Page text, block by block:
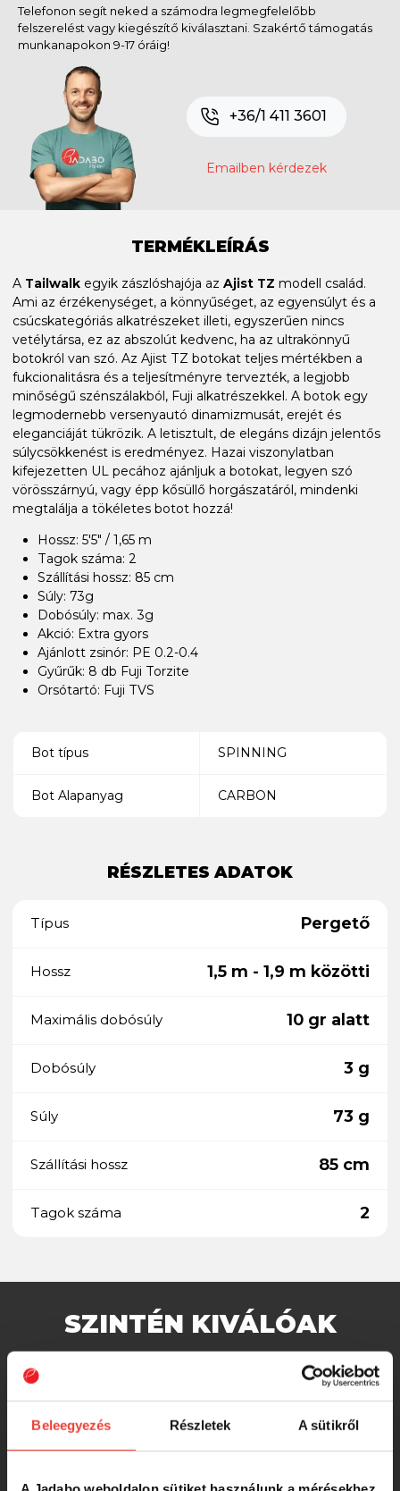
Beleegyezés Részletek A sütikről
Telefonon segít neked a számodra legmegfelelőbb
felszerelést vagy kiegészítő kiválasztani. Szakértő támogatás
munkanapokon 9-17 óráig!
+36/1 411 3601
Emailben kérdezek
TERMÉKLEÍRÁS
A Tailwalk egyik zászlóshajója az Ajist TZ modell család.
Ami az érzékenységet, a könnyűséget, az egyensúlyt és a
csúcskategóriás alkatrészeket illeti, egyszerűen nincs
vetélytársa, ez az abszolút kedvenc, ha az ultrakönnyű
botokról van szó. Az Ajist TZ botokat teljes mértékben a
fukcionalitásra és a teljesítményre tervezték, a legjobb
minőségű szénszálakból, Fuji alkatrészekkel. A botok egy
legmodernebb versenyautó dinamizmusát, erejét és
eleganciáját tükrözik. A letisztult, de elegáns dizájn jelentős
súlycsökkenést is eredményez. Hazai viszonylatban
kifejezetten UL pecához ajánljuk a botokat, legyen szó
vörösszárnyú, vagy épp kősüllő horgászatáról, mindenki
megtalálja a tökéletes botot hozzá!
Hossz: 5'5" / 1,65 m
Tagok száma: 2
Szállítási hossz: 85 cm
Súly: 73g
Dobósúly: max. 3g
Akció: Extra gyors
Ajánlott zsinór: PE 0.2-0.4
Gyűrűk: 8 db Fuji Torzite
Orsótartó: Fuji TVS
Bot típus SPINNING
Bot Alapanyag CARBON
RÉSZLETES ADATOK
Típus Pergető
Hossz 1,5 m - 1,9 m közötti
Maximális dobósúly 10 gr alatt
Dobósúly 3 g
Súly 73 g
Szállítási hossz 85 cm
Tagok száma 2
SZINTÉN KIVÁLÓAK
Tailwalk Ajist SD S63/SL - 190cm max.
99 990 Ft